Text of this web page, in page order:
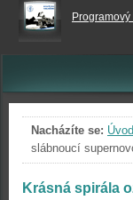
Nacházíte se:
slábnoucí
Krásná spirála